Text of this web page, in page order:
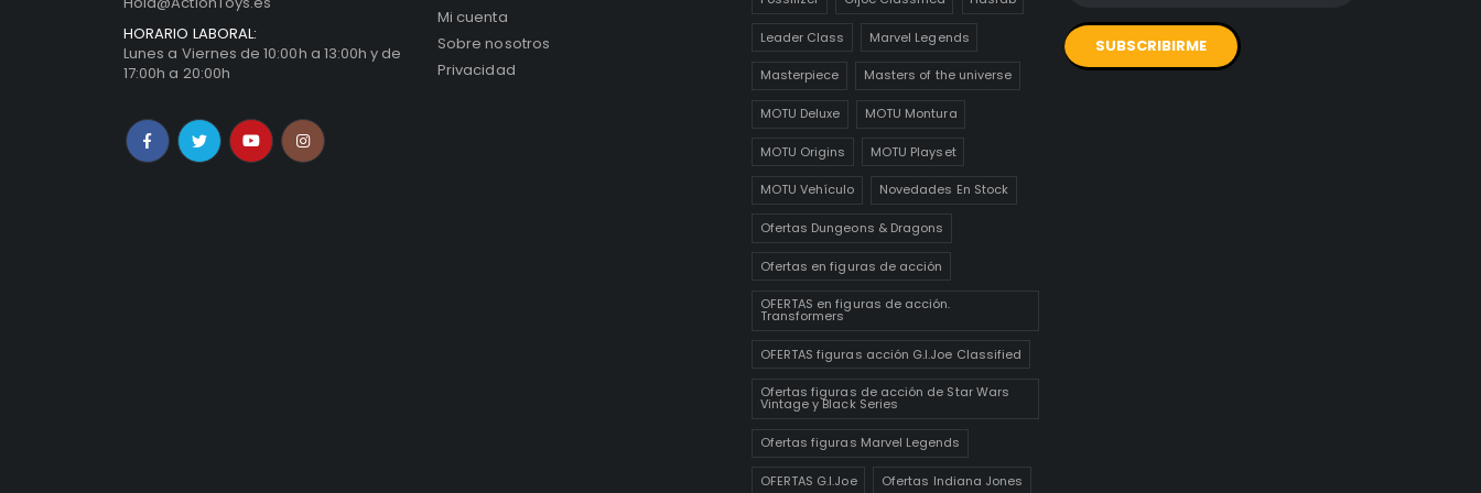
HORARIO LABORAL:
Lunes a Viernes de 10:00h a 13:00h y de
17:00h a 20:00h
Mi cuenta
Sobre nosotros
Privacidad
Leader Class Marvel Legends
Masterpiece Masters of the universe
MOTU Deluxe MOTU Montura
MOTU Origins MOTU Playset
MOTU Vehículo Novedades En Stock
Ofertas Dungeons & Dragons
Ofertas en figuras de acción
OFERTAS en figuras de acción.
Transformers
OFERTAS figuras acción G.I.Joe Classified
Ofertas figuras de acción de Star Wars
Vintage y Black Series
Ofertas figuras Marvel Legends
OFERTAS G.I.Joe Ofertas Indiana Jones